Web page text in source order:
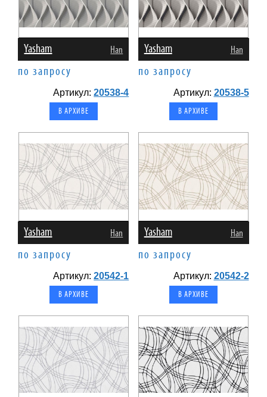
Yasham Han
по запросу
Артикул:20538-4
В АРХИВЕ
Yasham Han
по запросу
Артикул: 20538-5
В АРХИВЕ
Yasham Han
по запросу
Артикул:20542-1
В АРХИВЕ
Yasham Han
по запросу
Артикул: 20542-2
В АРХИВЕ